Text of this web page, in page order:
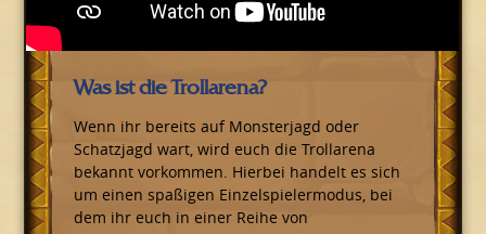
Was ist die Trollarena?
Wenn ihr bereits auf Monsterjagd oder
Schatzjagd wart, wird euch die Trollarena
bekannt vorkommen. Hierbei handelt es sich
um einen spaßigen Einzelspielermodus, bei
dem ihr euch in einer Reihe von